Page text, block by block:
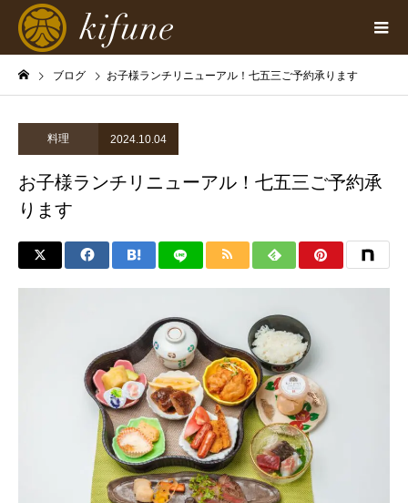
ブログ お子様ランチリニューアル！七五三ご予約承ります
料理 2024.10.04
お子様ランチリニューアル！七五三ご予約承
ります